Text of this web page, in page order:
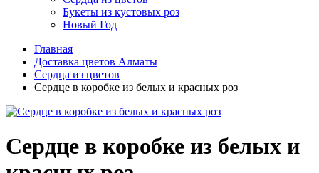
Букеты из кустовых роз
Новый Год
Главная
Доставка цветов Алматы
Сердца из цветов
Сердце в коробке из белых и красных роз
Сердце в коробке из белых и